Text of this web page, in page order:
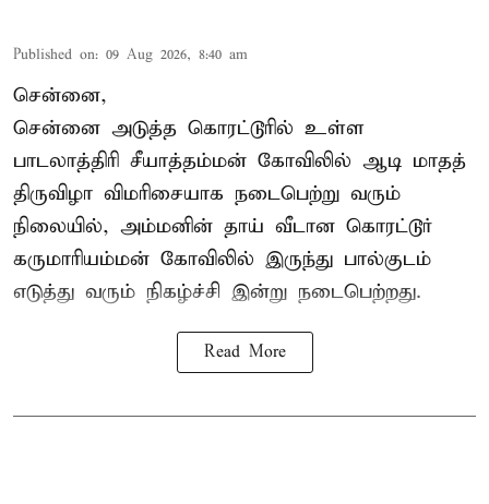
Published on: 09 Aug 2026, 8:40 am
சென்னை,
சென்னை அடுத்த கொரட்டூரில் உள்ள
பாடலாத்திரி சீயாத்தம்மன் கோவிலில் ஆடி மாதத்
திருவிழா விமரிசையாக நடைபெற்று வரும்
நிலையில், அம்மனின் தாய் வீடான கொரட்டூர்
கருமாரியம்மன் கோவிலில் இருந்து பால்குடம்
எடுத்து வரும் நிகழ்ச்சி இன்று நடைபெற்றது.
Read More